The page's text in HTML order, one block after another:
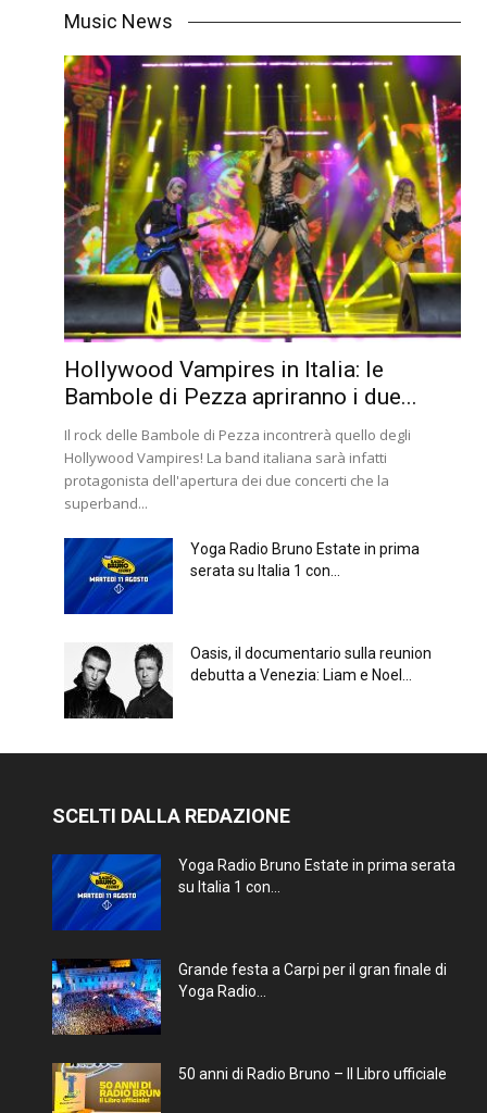
Music News
Hollywood Vampires in Italia: le
Bambole di Pezza apriranno i due...
Il rock delle Bambole di Pezza incontrerà quello degli
Hollywood Vampires! La band italiana sarà infatti
protagonista dell'apertura dei due concerti che la
superband...
Yoga Radio Bruno Estate in prima
serata su Italia 1 con...
Oasis, il documentario sulla reunion
debutta a Venezia: Liam e Noel...
SCELTI DALLA REDAZIONE
Yoga Radio Bruno Estate in prima serata
su Italia 1 con...
Grande festa a Carpi per il gran finale di
Yoga Radio...
50 anni di Radio Bruno – Il Libro ufficiale